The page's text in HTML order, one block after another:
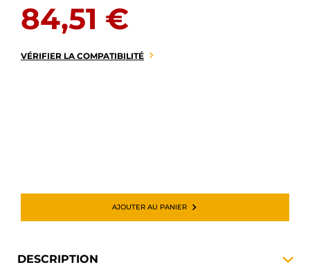
NOUS CONTACTER
84,51 €
VÉRIFIER LA COMPATIBILITÉ
AJOUTER AU PANIER
DESCRIPTION